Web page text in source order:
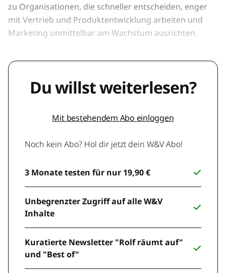
zu Organisationen, die schneller entscheiden, enger
mit Vertrieb und Produktentwicklung arbeiten und
Marketing unmittelbar am Wachstum ausrichten.
Du willst weiterlesen?
Mit bestehendem Abo einloggen
Noch kein Abo? Hol dir jetzt dein W&V Abo!
3 Monate testen für nur 19,90 €
Unbegrenzter Zugriff auf alle W&V
Inhalte
Kuratierte Newsletter "Rolf räumt auf"
und "Best of"